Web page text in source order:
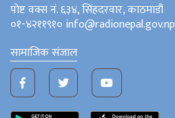
पोष्ट वक्स नं. ६३४, सिंहदरवार, काठमाडौं
०१-४२११९१० info@radionepal.gov.np
सामाजिक संजाल